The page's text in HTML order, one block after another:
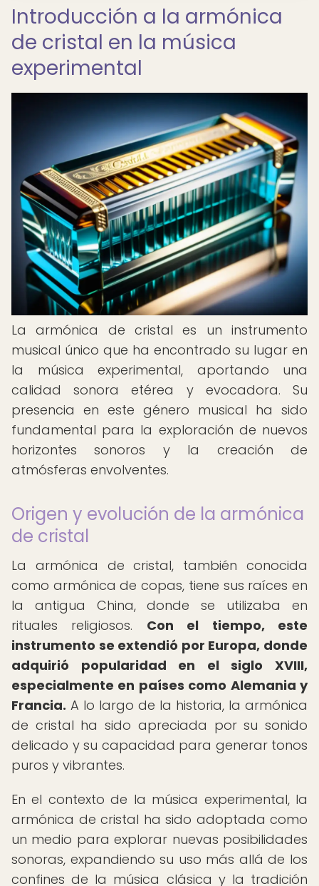
Introducción a la armónica
de cristal en la música
experimental
La armónica de cristal es un instrumento
musical único que ha encontrado su lugar en
la música experimental, aportando una
calidad sonora etérea y evocadora. Su
presencia en este género musical ha sido
fundamental para la exploración de nuevos
horizontes sonoros y la creación de
atmósferas envolventes.
Origen y evolución de la armónica
de cristal
La armónica de cristal, también conocida
como armónica de copas, tiene sus raíces en
la antigua China, donde se utilizaba en
rituales religiosos. Con el tiempo, este
instrumento se extendió por Europa, donde
adquirió popularidad en el siglo XVIII,
especialmente en países como Alemania y
Francia. A lo largo de la historia, la armónica
de cristal ha sido apreciada por su sonido
delicado y su capacidad para generar tonos
puros y vibrantes.
En el contexto de la música experimental, la
armónica de cristal ha sido adoptada como
un medio para explorar nuevas posibilidades
sonoras, expandiendo su uso más allá de los
confines de la música clásica y la tradición